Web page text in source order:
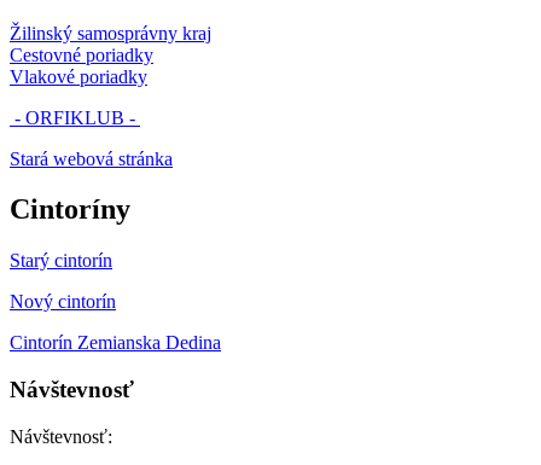
Žilinský samosprávny kraj
Cestovné poriadky
Vlakové poriadky
- ORFIKLUB -
Stará webová stránka
Cintoríny
Starý cintorín
Nový cintorín
Cintorín Zemianska Dedina
Návštevnosť
Návštevnosť: